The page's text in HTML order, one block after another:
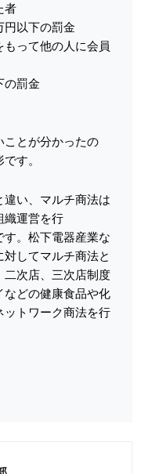
者
円以下の罰金
もって他の人に会員
の罰金
ことが分かったの
す。
い、マルチ商法は
織運営を行
す。松下電器産業な
してマルチ商法と
二次店、三次店制度
などの健康食品や化
ットワーク商法を行